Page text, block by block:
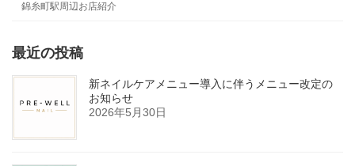
錦糸町駅周辺お店紹介
最近の投稿
新ネイルケアメニュー導入に伴うメニュー改定の
お知らせ
2026年5月30日